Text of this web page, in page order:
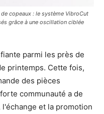
copeaux : le système VibroCut
grâce à une oscillation ciblée
parmi les près de
printemps. Cette fois,
des pièces
communauté a de
et la promotion